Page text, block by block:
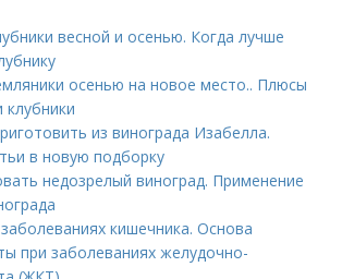
весной и осенью. Когда лучше
осенью на новое место.. Плюсы
клубники
из винограда Изабелла.
в новую подборку
недозрелый виноград. Применение
кишечника. Основа
при заболеваниях желудочно-